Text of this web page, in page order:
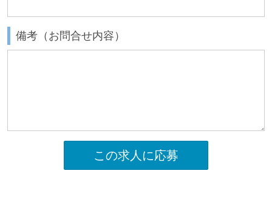
備考（お問合せ内容）
この求人に応募